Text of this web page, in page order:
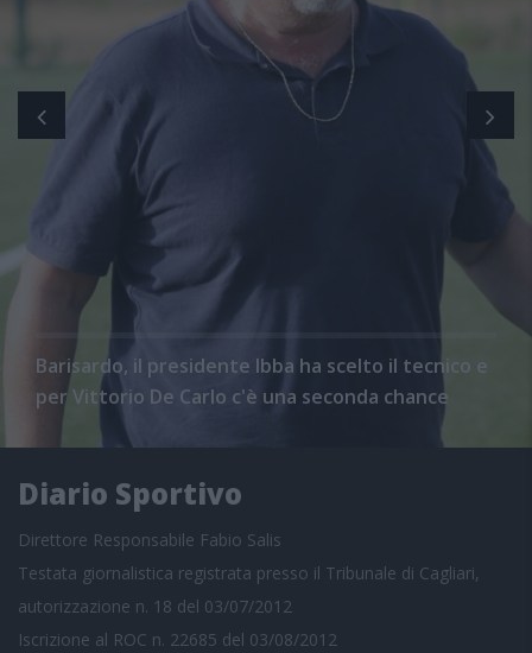
Barisardo, il presidente Ibba ha scelto il tecnico e
per Vittorio De Carlo c'è una seconda chance
Diario Sportivo
Direttore Responsabile Fabio Salis
Testata giornalistica registrata presso il Tribunale di Cagliari,
autorizzazione n. 18 del 03/07/2012
Iscrizione al ROC n. 22685 del 03/08/2012